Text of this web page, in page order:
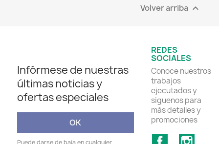
Volver arriba 
Infórmese de nuestras
últimas noticias y
ofertas especiales
Puede darse de baja en cualquier
REDES
SOCIALES
Conoce nuestros
trabajos
ejecutados y
siguenos para
más detalles y
promociones
Facebook